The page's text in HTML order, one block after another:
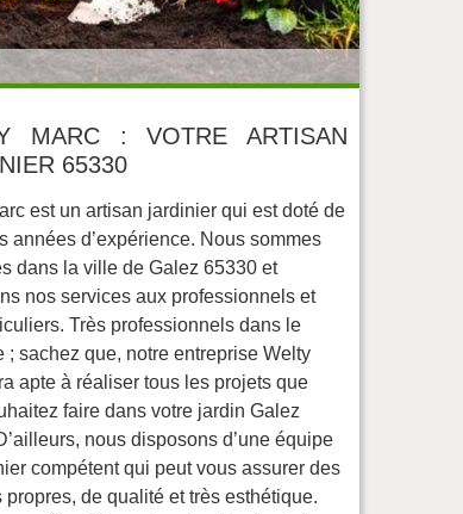
MARC : VOTRE ARTISAN
65330
est un artisan jardinier qui est doté de
années d’expérience. Nous sommes
dans la ville de Galez 65330 et
nos services aux professionnels et
Très professionnels dans le
; sachez que, notre entreprise Welty
apte à réaliser tous les projets que
faire dans votre jardin Galez
nous disposons d’une équipe
compétent qui peut vous assurer des
propres, de qualité et très esthétique.